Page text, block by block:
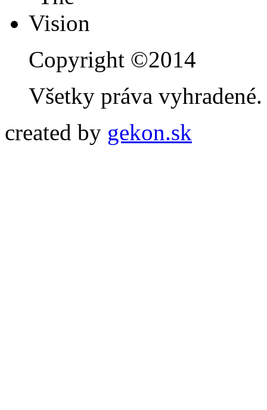
Copyright ©2014
Všetky práva vyhradené.
created by gekon.sk